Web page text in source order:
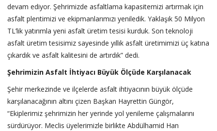
devam ediyor. Şehrimizde asfaltlama kapasitemizi artırmak için
asfalt plentimizi ve ekipmanlarımızı yeniledik. Yaklaşık 50 Milyon
TL’lik yatırımla yeni asfalt üretim tesisi kurduk. Son teknoloji
asfalt üretim tesisimiz sayesinde yıllık asfalt üretimimizi üç katına
çıkardık ve asfalt kalitesini de artırdık” dedi.
Şehrimizin Asfalt İhtiyacı Büyük Ölçüde Karşılanacak
Şehir merkezinde ve ilçelerde asfalt ihtiyacının büyük ölçüde
karşılanacağının altını çizen Başkan Hayrettin Güngör,
“Ekiplerimiz şehrimizin her yerinde yol yenileme çalışmalarını
sürdürüyor. Meclis üyelerimizle birlikte Abdülhamid Han